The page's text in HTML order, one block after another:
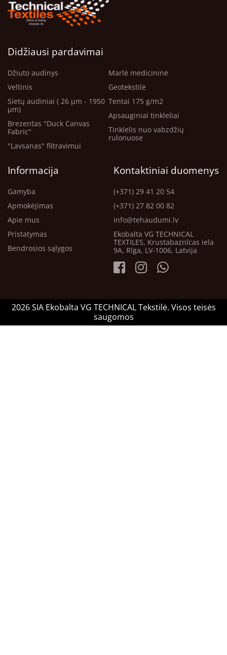
Didžiausi pardavimai
Džiuto audinys
Veltinis
Sietų audiniai ( 26 μm - 1950
μm)
Brezentas "Duck Canvas
Fabric"
"Lavsanas" filtravimui
Marlė medicininė
Geotekstilė
Tentai 175 g/m2
Apsauginiai tinkleliai
Tinklelis nuo vabzdžių
rulonuose
Informacija
Gamyba
Apmokėjimas
Apie mus
Pristatymas
Bendrosios sąlygos
Kontaktiniai duomenys
(+371) 29 41 20 54
(+371) 27 82 00 82
info@tehaudumi.lv
Ekobalta VG TECHNICAL
TEXTILES, Krustabaznīcas iela
9A, Rīga, LV-1006, Latvija
2026 SIA Ekobalta VG TECHNICAL Tekstilė. Visos teisės
saugomos